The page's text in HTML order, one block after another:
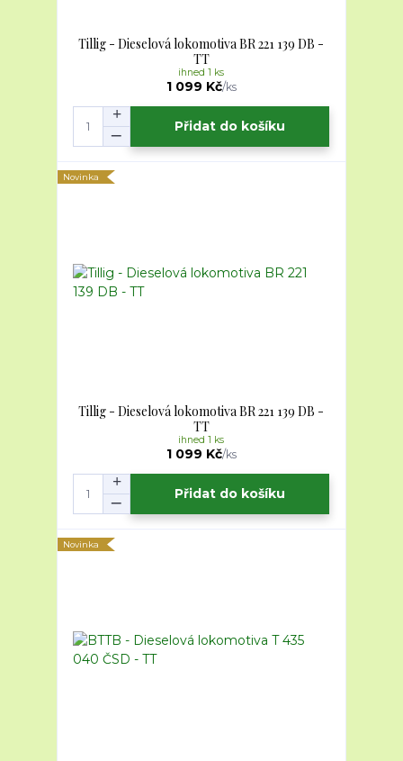
Tillig - Dieselová lokomotiva BR 221 139 DB -
TT
1 099 Kč/ks
ihned 1 ks
Přidat do košíku
Novinka
Tillig - Dieselová lokomotiva BR 221 139 DB -
TT
1 099 Kč/ks
ihned 1 ks
Přidat do košíku
Novinka